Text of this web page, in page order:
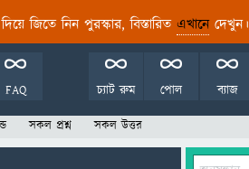
জিতে নিন পুরস্কার, বিস্তারিত এখানেদেখুন।
FAQ ব্যাজ
পোল
চ্যাট রুম
সকল প্রশ্ন সকল উত্তর